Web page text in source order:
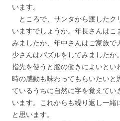
います。
ところで、サンタから渡したク
いますでしょうか。年長さんはこ
みましたか、年中さんはご家族
少さんはパズルをしてみましたか
指先を使うと脳の働きによいとい
時の感動も味わってもらいたいと
ているうちに自然に字を覚えて
います。これからも繰り返し一
と思います。